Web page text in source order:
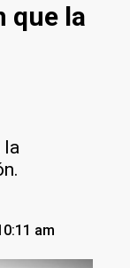
que la
la
am